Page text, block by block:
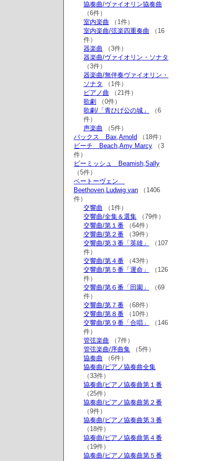
協奏曲/ヴァイオリン協奏曲
（6件）
室内楽曲 （1件）
室内楽曲/弦楽四重奏曲 （16
件）
器楽曲 （3件）
器楽曲/ヴァイオリン・ソナタ
（3件）
器楽曲/無伴奏ヴァイオリン・
ソナタ
（1件）
ピアノ曲 （21件）
歌劇
（0件）
歌劇/「青ひげ公の城」
（6
件）
声楽曲 （5件）
バックス Bax,Arnold （18件）
ビーチ Beach,Amy Marcy （3
件）
ビーミッシュ Beamish,Sally
（5件）
ベートーヴェン
Beethoven,Ludwig van （1406
件）
交響曲 （1件）
交響曲/全集＆選集 （79件）
交響曲/第１番 （64件）
交響曲/第２番 （39件）
交響曲/第３番「英雄」
（107
件）
交響曲/第４番 （43件）
交響曲/第５番「運命」
（126
件）
交響曲/第６番「田園」
（69
件）
交響曲/第７番 （68件）
交響曲/第８番 （10件）
交響曲/第９番「合唱」
（146
件）
管弦楽曲 （7件）
管弦楽曲/序曲集 （5件）
協奏曲 （6件）
協奏曲/ピアノ協奏曲全集
（33件）
協奏曲/ピアノ協奏曲第１番
（25件）
協奏曲/ピアノ協奏曲第２番
（9件）
協奏曲/ピアノ協奏曲第３番
（18件）
協奏曲/ピアノ協奏曲第４番
（19件）
協奏曲/ピアノ協奏曲第５番